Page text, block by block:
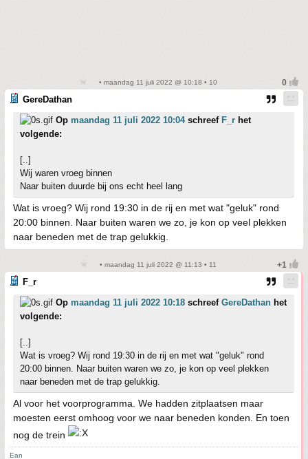
• maandag 11 juli 2022 @ 10:18 • 10
GereDathan
Op maandag 11 juli 2022 10:04schreef F_r het
volgende:
[..]
Wij waren vroeg binnen
Naar buiten duurde bij ons echt heel lang
Wat is vroeg? Wij rond 19:30 in de rij en met wat "geluk" rond
20:00 binnen. Naar buiten waren we zo, je kon op veel plekken
naar beneden met de trap gelukkig.
• maandag 11 juli 2022 @ 11:13 • 11
F_r
Op maandag 11 juli 2022 10:18 schreef GereDathan het
volgende:
[..]
Wat is vroeg? Wij rond 19:30 in de rij en met wat "geluk" rond
20:00 binnen. Naar buiten waren we zo, je kon op veel plekken
naar beneden met de trap gelukkig.
Al voor het voorprogramma. We hadden zitplaatsen maar
moesten eerst omhoog voor we naar beneden konden. En toen
nog de trein
Ean